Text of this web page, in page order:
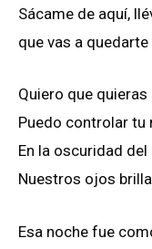
Sácame de aquí,
que vas a
Quiero que
Puedo controlar tu
En la oscuridad
Nuestros ojos
Esa noche fue